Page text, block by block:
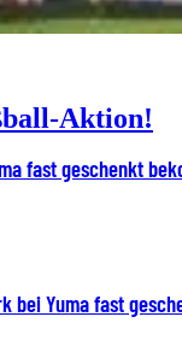
Aktion!
fast geschenkt
bei Yuma fast